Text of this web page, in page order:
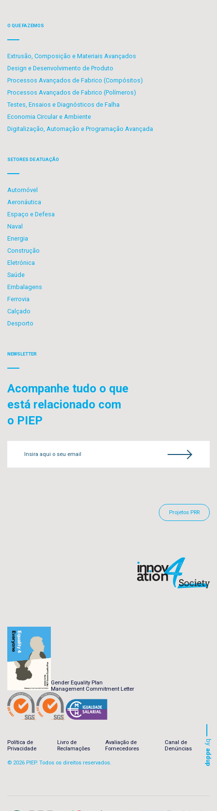
O QUE FAZEMOS
Extrusão, Composição e Materiais Avançados
Design e Desenvolvimento de Produto
Processos Avançados de Fabrico (Compósitos)
Processos Avançados de Fabrico (Polímeros)
Testes, Ensaios e Diagnósticos de Falha
Economia Circular e Ambiente
Digitalização, Automação e Programação Avançada
SETORES DE ATUAÇÃO
Automóvel
Aeronáutica
Espaço e Defesa
Naval
Energia
Construção
Eletrónica
Saúde
Embalagens
Ferrovia
Calçado
Desporto
NEWSLETTER
Acompanhe tudo o que
está relacionado com
o PIEP
Insira aqui o seu email
Projetos PRR
Gender Equality Plan
Management Commitment Letter
Política de
Privacidade
Livro de
Reclamações
Avaliação de
Fornecedores
Canal de
Denúncias
© 2026 PIEP. Todos os direitos reservados.
by
addup